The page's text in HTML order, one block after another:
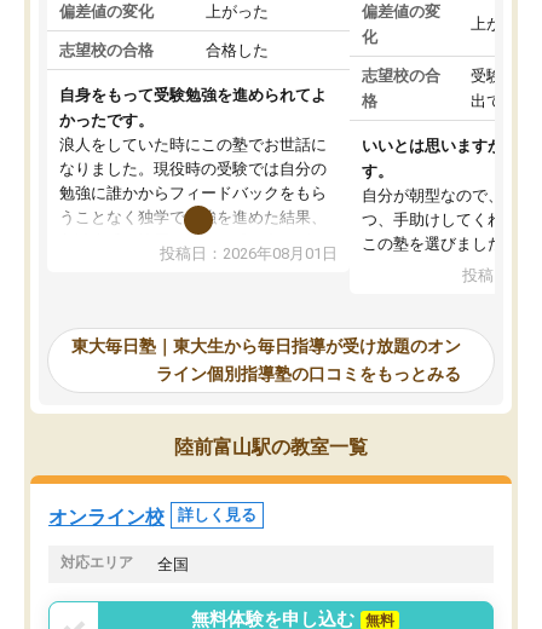
偏差値の変化 上がった
志望校の合格 合格した
自身をもって受験勉強を進められてよ
かったです。
浪人をしていた時にこの塾でお世話に
なりました。現役時の受験では自分の
勉強に誰かからフィードバックをもら
うことなく独学で勉強を進めた結果、
入試本番に地歴の学習が間に合わず不
合格となってしまいました。その経験
東大毎日塾にたどり着きました。学習
の長期計画や日々の勉強のやり方につ
いて客観的なアドバイスをいただけた
ので、自信をもって受験勉強を進める
ことができました。自分のように勉強
のやり方や進捗管理で苦労している方
には特におすすめしたい塾です。
投稿日：2026年08月01日
偏差値の変
化
上がった
志望校の合
格
受験して
出ていな
いいとは思いますが、料
す。
自分が朝型なので、自習
つ、手助けしてくれる設
この塾を選びました。
投稿日：
東大毎日塾｜東大生から毎日指導が受け放題のオン
ライン個別指導塾の口コミをもっとみる
陸前富山駅の教室一覧
オンライン校 詳しく見る
対応エリア 全国
無料体験を申し込む 無料